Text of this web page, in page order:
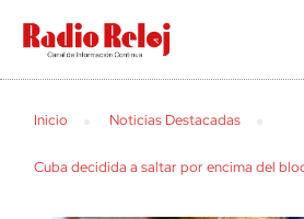
cerrar
Inicio Noticias Destacadas
Cuba decidida a saltar por encima del